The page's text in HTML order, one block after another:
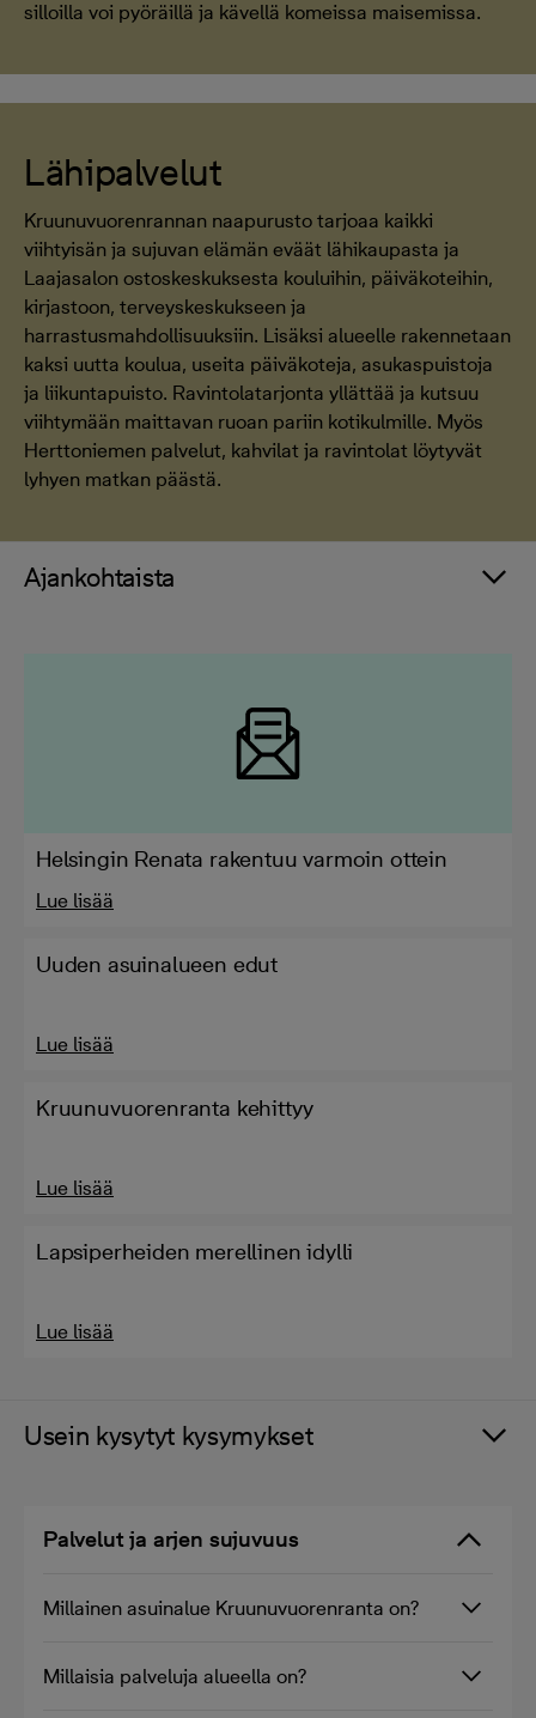
silloilla voi pyöräillä ja kävellä komeissa maisemissa.
Lähipalvelut
Kruunuvuorenrannan naapurusto tarjoaa kaikki
viihtyisän ja sujuvan elämän eväät lähikaupasta ja
Laajasalon ostoskeskuksesta kouluihin, päiväkoteihin,
kirjastoon, terveyskeskukseen ja
harrastusmahdollisuuksiin. Lisäksi alueelle rakennetaan
kaksi uutta koulua, useita päiväkoteja, asukaspuistoja
ja liikuntapuisto. Ravintolatarjonta yllättää ja kutsuu
viihtymään maittavan ruoan pariin kotikulmille. Myös
Herttoniemen palvelut, kahvilat ja ravintolat löytyvät
lyhyen matkan päästä.
Ajankohtaista
Helsingin Renata rakentuu varmoin ottein
Lue lisää
Uuden asuinalueen edut
Lue lisää
Kruunuvuorenranta kehittyy
Lue lisää
Lapsiperheiden merellinen idylli
Lue lisää
Usein kysytyt kysymykset
Palvelut ja arjen sujuvuus
Millainen asuinalue Kruunuvuorenranta on?
Millaisia palveluja alueella on?